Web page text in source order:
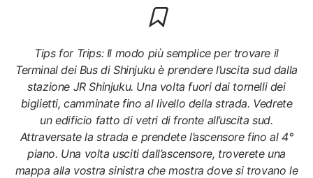
Tips for Trips: Il modo più semplice per trovare il
Terminal dei Bus di Shinjuku è prendere l’uscita sud dalla
stazione JR Shinjuku. Una volta fuori dai tornelli dei
biglietti, camminate fino al livello della strada. Vedrete
un edificio fatto di vetri di fronte all’uscita sud.
Attraversate la strada e prendete l’ascensore fino al 4°
piano. Una volta usciti dall’ascensore, troverete una
mappa alla vostra sinistra che mostra dove si trovano le